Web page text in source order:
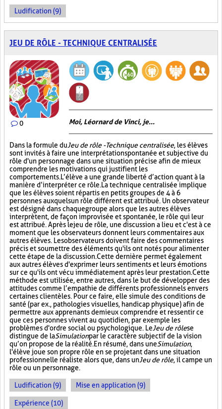
Ludification (9)
JEU DE RÔLE - TECHNIQUE CENTRALISÉE
0 Moi, Léornard de Vinci, je...
Dans la formule duJeu de rôle - Technique centralisée, les élèves
sont invités à faire une interprétation spontanée et subjective du
rôle d'un personnage dans une situation précise afin de mieux
comprendre les motivations qui justifient les
comportements. L’élève a une grande liberté d’action quant à la
manière d’interpréter ce rôle. La technique centralisée implique
que les élèves soient répartis en petits groupes de 4 à 6
personnes auxquels un rôle différent est attribué. Un observateur
est désigné dans chaque groupe alors que les autres élèves
interprètent, de façon improvisée et spontanée, le rôle qui leur
est attribué. Après le jeu de rôle, une discussion a lieu et c'est à ce
moment que les observateurs donnent leurs commentaires aux
autres élèves. Les observateurs doivent faire des commentaires
précis et soumettre des éléments qu'ils ont notés pour alimenter
cette étape de la discussion. Cette dernière permet également
aux autres élèves d'exprimer leurs sentiments et leurs émotions
sur ce qu'ils ont vécu immédiatement après leur prestation. Cette
méthode est utilisée, entre autres, dans le but de développer des
attitudes comme l’empathie de différents professionnels envers
certaines clientèles. Pour ce faire, elle simule des conditions de
santé (par ex., pathologies visuelles, handicap physique) afin de
permettre aux apprenants de mieux comprendre et ressentir ce
que ces personnes vivent au quotidien, par exemple les
problèmes d'ordre social ou psychologique. LeJeu de rôlese
distingue de laSimulationpar le caractère subjectif de la vision
qu’on propose de la réalité. En résumé, dans uneSimulation,
l'élève joue son propre rôle en se projetant dans une situation
professionnelle réaliste alors que, dans unJeu de rôle, il campe un
rôle ou un personnage.
Ludification (9) Mise en application (9)
Expérience (10)